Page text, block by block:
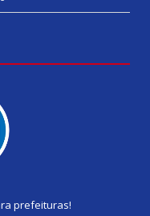
prefeituras!